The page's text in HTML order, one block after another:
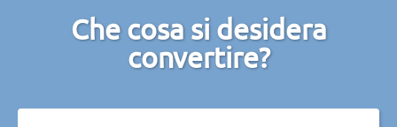
Che cosa si desidera
convertire?